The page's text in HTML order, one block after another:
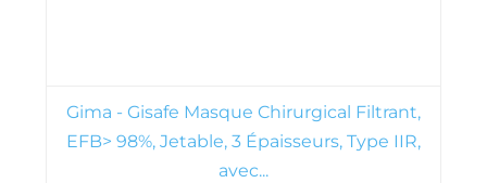
EFB> 98%, Jetable, 3 Épaisseurs, Type IIR,
avec...